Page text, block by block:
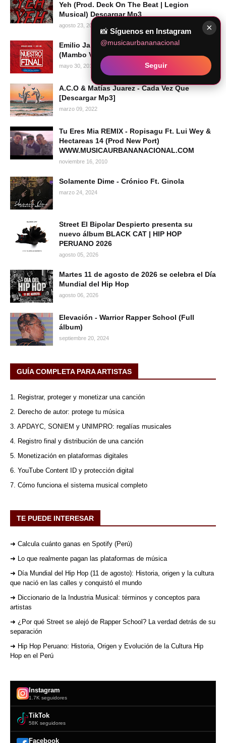
Yeh (Prod. Deck On The Beat | Legion
Musical) Descargar Mp3
agosto 23, 2020
Emilio Jaime & Kid MB - Nuestro Final
(Mambo Versión) [Audio Oficial]
mayo 30, 2019
A.C.O & Matías Juarez - Cada Vez Que
[Descargar Mp3]
marzo 09, 2022
Tu Eres Mia REMIX - Ropisagu Ft. Lui Wey &
Hectareas 14 (Prod New Port)
WWW.MUSICAURBANANACIONAL.COM
noviembre 16, 2010
Solamente Dime - Crónico Ft. Ginola
marzo 24, 2024
Street El Bipolar Despierto presenta su
nuevo álbum BLACK CAT | HIP HOP
PERUANO 2026
agosto 05, 2026
Martes 11 de agosto de 2026 se celebra el Día
Mundial del Hip Hop
agosto 06, 2026
Elevación - Warrior Rapper School (Full
álbum)
septiembre 20, 2024
GUÍA COMPLETA PARA ARTISTAS
1. Registrar, proteger y monetizar una canción
2. Derecho de autor: protege tu música
3. APDAYC, SONIEM y UNIMPRO: regalías musicales
4. Registro final y distribución de una canción
5. Monetización en plataformas digitales
6. YouTube Content ID y protección digital
7. Cómo funciona el sistema musical completo
TE PUEDE INTERESAR
➜ Calcula cuánto ganas en Spotify (Perú)
➜ Lo que realmente pagan las plataformas de música
➜ Día Mundial del Hip Hop (11 de agosto): Historia, origen y la cultura
que nació en las calles y conquistó el mundo
➜ Diccionario de la Industria Musical: términos y conceptos para
artistas
➜ ¿Por qué Street se alejó de Rapper School? La verdad detrás de su
separación
➜ Hip Hop Peruano: Historia, Origen y Evolución de la Cultura Hip
Hop en el Perú
Instagram
1.7K seguidores
TikTok
58K seguidores
Facebook
×
📸 Síguenos en Instagram
@musicaurbananacional
Seguir